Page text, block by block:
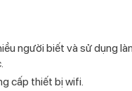
người biết và sử dụng
cấp thiết bị wifi.